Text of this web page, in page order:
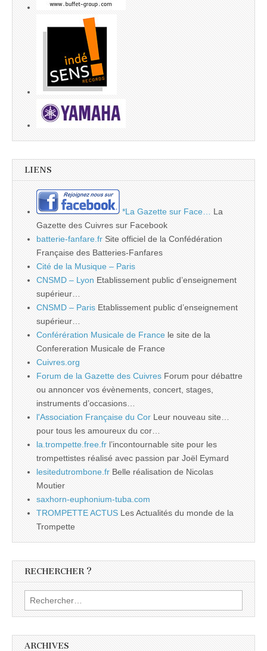
LIENS
*La Gazette sur Face…
La
Gazette des Cuivres sur Facebook
batterie-fanfare.fr Site officiel de la Confédération
Française des Batteries-Fanfares
Cité de la Musique – Paris
CNSMD – Lyon Etablissement public d’enseignement
supérieur…
CNSMD – Paris Etablissement public d’enseignement
supérieur…
Conférération Musicale de France le site de la
Confereration Musicale de France
Cuivres.org
Forum de la Gazette des Cuivres Forum pour débattre
ou annoncer vos évènements, concert, stages,
instruments d’occasions…
l'Association Française du Cor Leur nouveau site…
pour tous les amoureux du cor…
la.trompette.free.fr l’incontournable site pour les
trompettistes réalisé avec passion par Joël Eymard
lesitedutrombone.fr Belle réalisation de Nicolas
Moutier
saxhorn-euphonium-tuba.com
TROMPETTE ACTUS Les Actualités du monde de la
Trompette
RECHERCHER ?
Rechercher :
ARCHIVES